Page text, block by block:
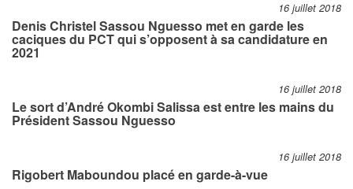
16 juillet 2018
Denis Christel Sassou Nguesso met en garde les
caciques du PCT qui s’opposent à sa candidature en
2021
16 juillet 2018
Le sort d’André Okombi Salissa est entre les mains du
Président Sassou Nguesso
16 juillet 2018
Rigobert Maboundou placé en garde-à-vue